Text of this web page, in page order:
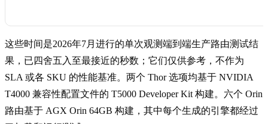
这些时间是2026年7月进行的单次观测端到端生产路由测试结
果，已四舍五入至最接近的秒数；它们仅供参考，不作为
SLA 或各 SKU 的性能基准。两个 Thor 选项均基于 NVIDIA
T4000 兼容性配置文件的 T5000 Developer Kit 构建。六个 Orin
路由基于 AGX Orin 64GB 构建，其中每个生成的引擎都经过